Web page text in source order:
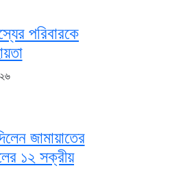
পরিবারকে
জামায়াতের
১২ সক্রীয়